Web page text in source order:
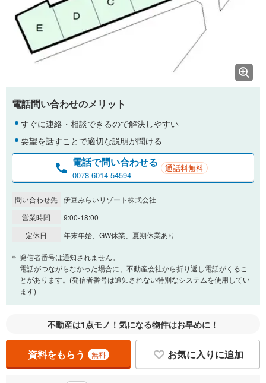
電話問い合わせのメリット
すぐに連絡・相談できるので解決しやすい
要望を話すことで適切な説明が聞ける
電話で問い合わせる
0078-6014-54594
通話料無料
問い合わせ先 伊豆みらいリゾート株式会社
営業時間
9:00-18:00
定休日
年末年始、GW休業、夏期休業あり
発信者番号は通知されません。
電話がつながらなかった場合に、不動産会社から折り返し電話がくるこ
とがあります。(発信者番号は通知されない特別なシステムを使用してい
ます)
不動産は1点モノ！気になる物件はお早めに！
資料をもらう 無料 お気に入りに追加